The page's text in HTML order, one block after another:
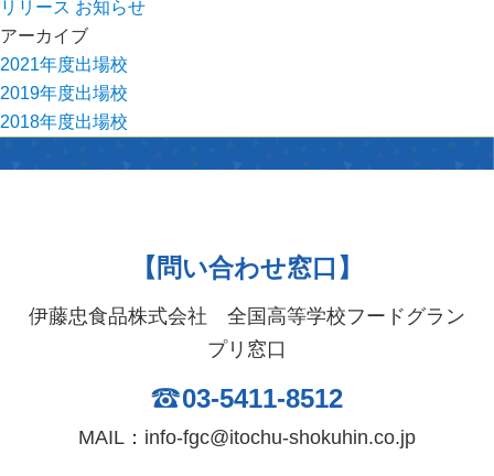
リリース お知らせ
アーカイブ
2021年度出場校
2019年度出場校
2018年度出場校
【問い合わせ窓口】
伊藤忠食品株式会社 全国高等学校フードグラン
プリ窓口
03-5411-8512
MAIL：info-fgc@itochu-shokuhin.co.jp